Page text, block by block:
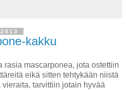
kakku
rasia mascarponea, jota ostettiin
eikä sitten tehtykään niistä
tarvittiin jotain hyvää